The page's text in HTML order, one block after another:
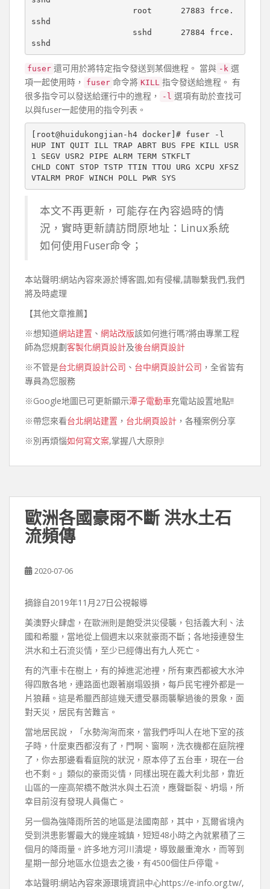
sshd
fuser 還可用於將特定指令發送到某個進程。 當與 -k 選
項一起使用時，
fuser 命令將 KILL 指令發送給進程。 有
很多指令可以發送給運行中的進程，
-l 選項有助於查找可
以與fuser一起使用的指令列表。
[root@huidukongjian-h4 docker]# fuser -l
HUP INT QUIT ILL TRAP ABRT BUS FPE KILL USR
1 SEGV USR2 PIPE ALRM TERM STKFLT
CHLD CONT STOP TSTP TTIN TTOU URG XCPU XFSZ
本文不再更新，可能存在內容過時的情
況，實時更新請訪問原地址：Linux系統
如何使用Fuser命令；
本站聲明:網站內容來源於博客園,如有侵權,請聯繫我們,我們
將及時處理
【其他文章推薦】
※想知道網站建置 、 網站改版該如何進行嗎?將由專業工程
師為您規劃客製化網頁設計及後台網頁設計
※不管是台北網頁設計公司 、 台中網頁設計公司 ，全省皆有
專員為您服務
※Google地圖已可更新顯示潭子電動車充電站設置地點!!
※帶您來看台北網站建置 ， 台北網頁設計 ，各種案例分享
※別再煩惱如何寫文案,掌握八大原則!
歐洲各國豪雨不斷 洪水土石
流頻傳
2020-07-06
摘錄自2019年11月27日公視報導
美澳野火肆虐，在歐洲則是飽受洪災侵襲，包括義大利、法
國和希臘，當地從上個週末以來就豪雨不斷；各地接連發生
洪水和土石流災情，至少已經傳出有九人死亡。
有的汽車卡在樹上，有的掉進泥池裡，所有東西都被大水沖
得四散各地，連路面也跟著崩塌毀損，每戶民宅裡外都是一
片狼藉。這是希臘西部這幾天遭受暴雨襲擊過後的景象，面
對天災，居民有苦難言。
當地居民說，「水勢洶洶而來，當我們呼叫人在地下室的孩
子時，什麼東西都沒有了，門啊、窗啊，洗衣機都在庭院裡
了，你去那邊看看庭院的狀況，原本停了五台車，現在一台
也不剩。」類似的豪雨災情，同樣出現在義大利北部，靠近
山區的一座高架橋不敵洪水與土石流，應聲斷裂、坍塌，所
幸目前沒有發現人員傷亡。
另一個為強降雨所苦的地區是法國南部，其中，瓦爾省境內
受到洪患影響最大的幾座城鎮，短短48小時之內就累積了三
個月的降雨量。許多地方河川潰堤，導致嚴重淹水，而等到
星期一部分地區水位退去之後，有4500個住戶停電。
本站聲明:網站內容來源環境資訊中心https://e-info.org.tw/,